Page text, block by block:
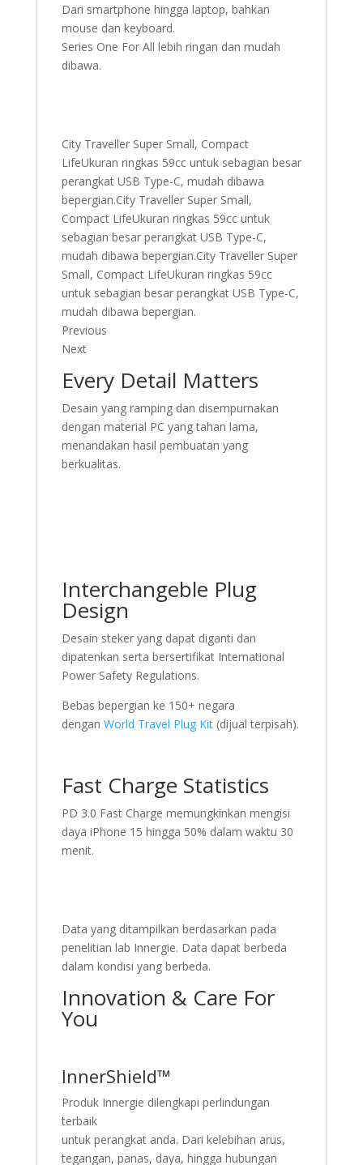
Dari smartphone hingga laptop, bahkan
mouse dan keyboard.
Series One For All lebih ringan dan mudah
dibawa.
City Traveller Super Small, Compact
LifeUkuran ringkas 59cc untuk sebagian besar
perangkat USB Type-C, mudah dibawa
bepergian.City Traveller Super Small,
Compact LifeUkuran ringkas 59cc untuk
sebagian besar perangkat USB Type-C,
mudah dibawa bepergian.City Traveller Super
Small, Compact LifeUkuran ringkas 59cc
untuk sebagian besar perangkat USB Type-C,
mudah dibawa bepergian.
Previous
Next
Every Detail Matters
Desain yang ramping dan disempurnakan
dengan material PC yang tahan lama,
menandakan hasil pembuatan yang
berkualitas.
Interchangeble Plug
Design
Desain steker yang dapat diganti dan
dipatenkan serta bersertifikat International
Power Safety Regulations.
Bebas bepergian ke 150+ negara
dengan World Travel Plug Kit(dijual terpisah).
Fast Charge Statistics
PD 3.0 Fast Charge memungkinkan mengisi
daya iPhone 15 hingga 50% dalam waktu 30
menit.
Data yang ditampilkan berdasarkan pada
penelitian lab Innergie. Data dapat berbeda
dalam kondisi yang berbeda.
Innovation & Care For
You
InnerShield™
Produk Innergie dilengkapi perlindungan
terbaik
untuk perangkat anda. Dari kelebihan arus,
tegangan, panas, daya, hingga hubungan